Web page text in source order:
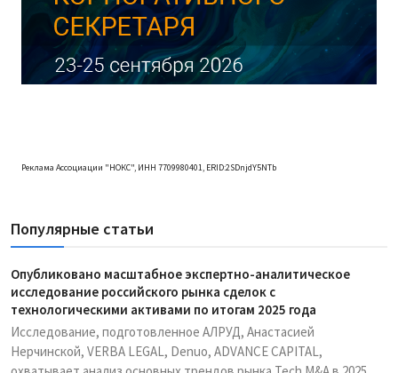
Реклама Ассоциации "НОКС", ИНН 7709980401, ERID:2SDnjdY5NTb
Популярные статьи
Опубликовано масштабное экспертно-аналитическое
исследование российского рынка сделок с
технологическими активами по итогам 2025 года
Исследование, подготовленное АЛРУД, Анастасией
Нерчинской, VERBA LEGAL, Denuo, ADVANCE CAPITAL,